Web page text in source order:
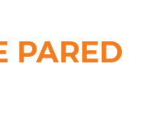
PARED